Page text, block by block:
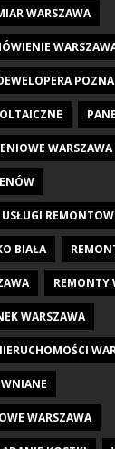
WARSZAWA
WARSZAWA
BIAŁA
REMONTY
WARSZAWA
WARSZAWA